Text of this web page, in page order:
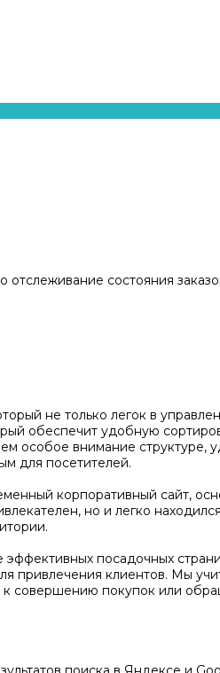
отслеживание состояния
не только легок в
обеспечит удобную
особое внимание структуре,
для посетителей.
корпоративный сайт,
но и легко
посадочных
привлечения клиентов. Мы
совершению покупок или